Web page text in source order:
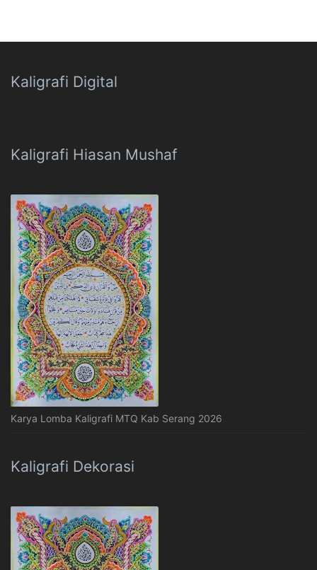
Kaligrafi Digital
Kaligrafi Hiasan Mushaf
Karya Lomba Kaligrafi MTQ Kab Serang 2026
Kaligrafi Dekorasi